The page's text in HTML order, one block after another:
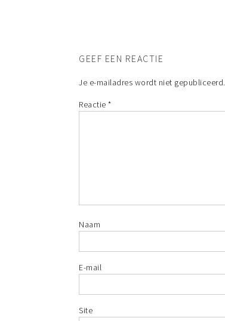
GEEF EEN REACTIE
Je e-mailadres wordt niet gepubliceerd.
Reactie *
Naam
E-mail
Site